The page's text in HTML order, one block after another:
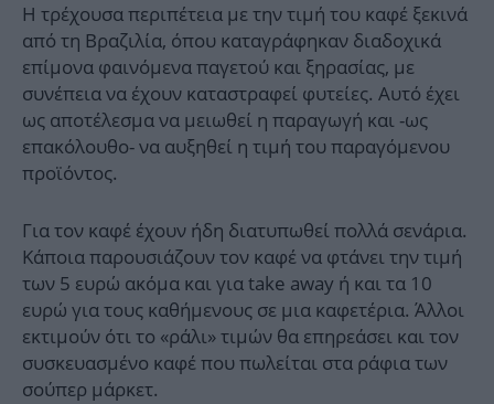
Η τρέχουσα περιπέτεια με την τιμή του καφέ ξεκινά
από τη Βραζιλία, όπου καταγράφηκαν διαδοχικά
επίμονα φαινόμενα παγετού και ξηρασίας, με
συνέπεια να έχουν καταστραφεί φυτείες. Αυτό έχει
ως αποτέλεσμα να μειωθεί η παραγωγή και -ως
επακόλουθο- να αυξηθεί η τιμή του παραγόμενου
προϊόντος.
Για τον καφέ έχουν ήδη διατυπωθεί πολλά σενάρια.
Κάποια παρουσιάζουν τον καφέ να φτάνει την τιμή
των 5 ευρώ ακόμα και για take away ή και τα 10
ευρώ για τους καθήμενους σε μια καφετέρια. Άλλοι
εκτιμούν ότι το «ράλι» τιμών θα επηρεάσει και τον
συσκευασμένο καφέ που πωλείται στα ράφια των
σούπερ μάρκετ.